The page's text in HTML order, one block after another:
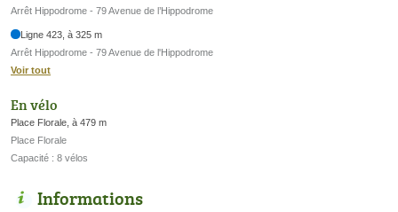
Arrêt Hippodrome - 79 Avenue de l’Hippodrome
Ligne 423, à 325 m
Arrêt Hippodrome - 79 Avenue de l'Hippodrome
Voir tout
En vélo
Place Florale, à 479 m
Place Florale
Capacité : 8 vélos
Informations